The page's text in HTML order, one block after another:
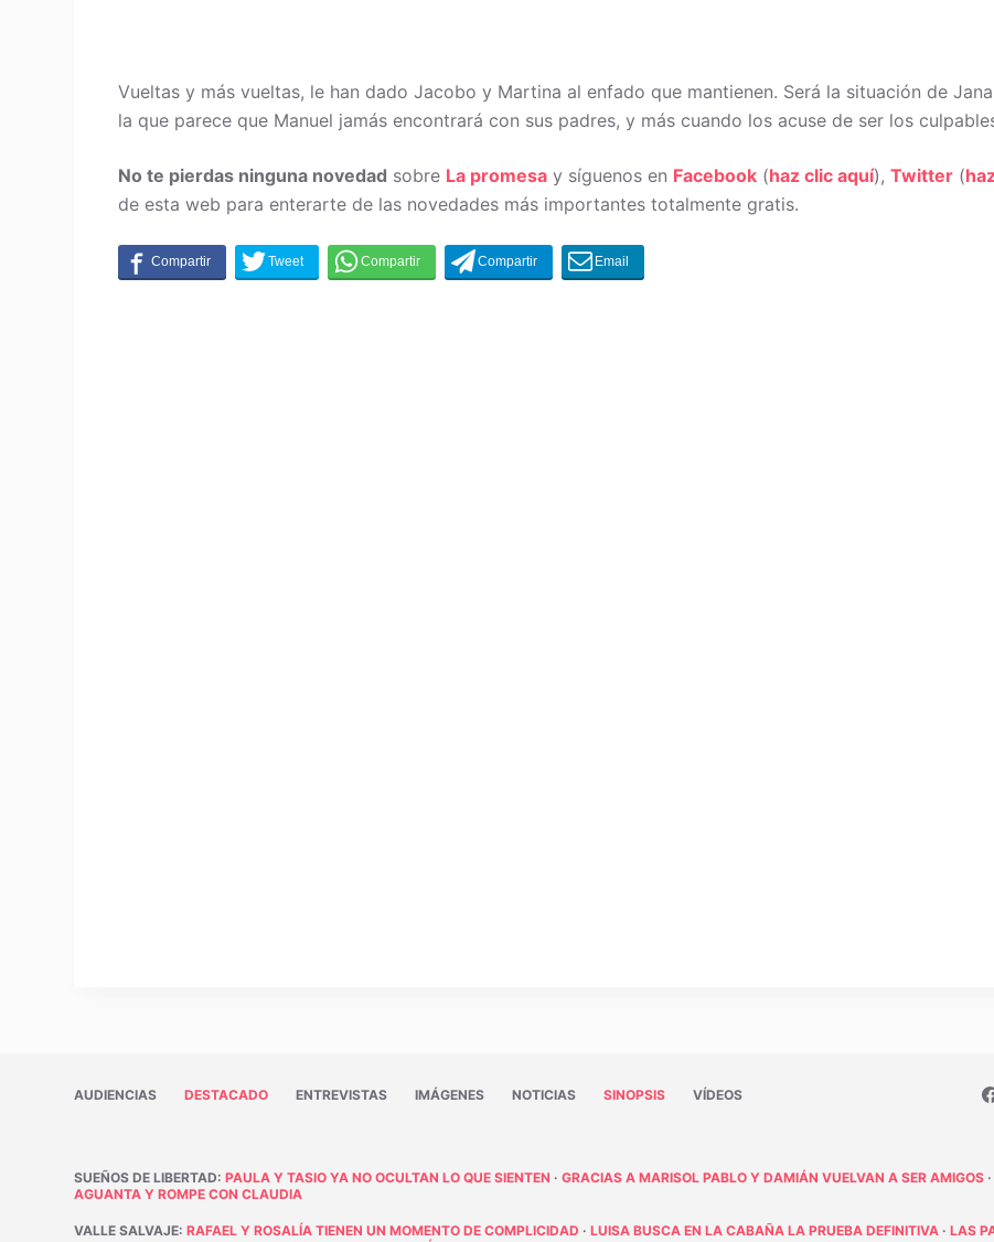
Vueltas y más vueltas, le han dado Jacobo y Martina al enfado que mantienen. Será la situación de
la que parece que Manuel jamás encontrará con sus padres, y más cuando los acuse de ser los
No te pierdas ninguna novedad sobre La promesa y síguenos en Facebook (haz clic aquí),Twitter (
de esta web para enterarte de las novedades más importantes totalmente gratis.
AUDIENCIAS DESTACADO ENTREVISTAS IMÁGENES NOTICIAS SINOPSIS VÍDEOS
SUEÑOS DE LIBERTAD:PAULA Y TASIO YA NO OCULTAN LO QUE SIENTEN ·GRACIAS A MARISOL PABLO Y DAMIÁN VUELVAN A SER AMIGOS
AGUANTA Y ROMPE CON CLAUDIA
VALLE SALVAJE:RAFAEL Y ROSALÍA TIENEN UN MOMENTO DE COMPLICIDAD ·LUISA BUSCA EN LA CABAÑA LA PRUEBA DEFINITIVA ·LAS